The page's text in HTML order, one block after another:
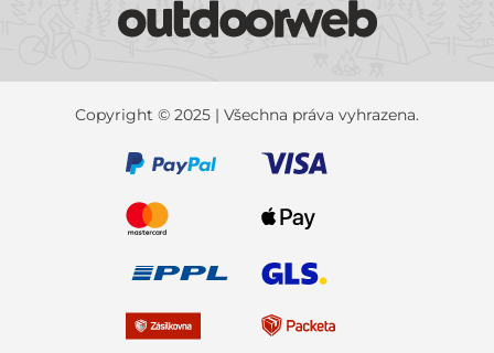
Copyright © 2025 | Všechna práva vyhrazena.